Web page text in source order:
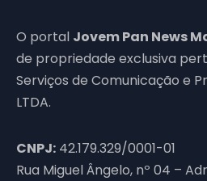
O portal Jovem Pan News
de propriedade exclusiva
Serviços de Comunicação e
LTDA.
CNPJ: 42.179.329/0001-01
Rua Miguel Ângelo, nº 04 –